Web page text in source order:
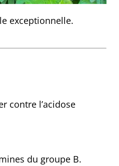
exceptionnelle.
contre l’acidose
du groupe B.